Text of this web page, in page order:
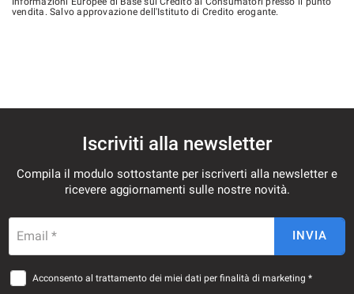
vendita. Salvo approvazione dell'Istituto di Credito erogante.
Iscriviti alla newsletter
Compila il modulo sottostante per iscriverti alla newsletter e
ricevere aggiornamenti sulle nostre novità.
Email * INVIA
Acconsento al trattamento dei miei dati per finalità di marketing *